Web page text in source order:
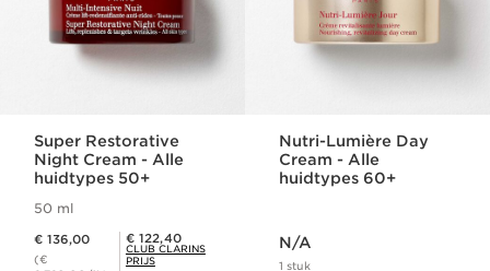
Super Restorative
Night Cream - Alle
huidtypes 50+
50 ml
€ 136,00
(€
Club Clarins Prijs € 122,40
€ 122,40
CLUB CLARINS
PRIJS
Nutri-Lumière Day
Cream - Alle
huidtypes 60+
N/A
1 stuk